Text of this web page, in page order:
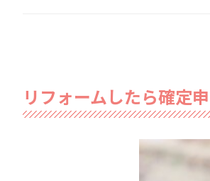
リフォームしたら確定